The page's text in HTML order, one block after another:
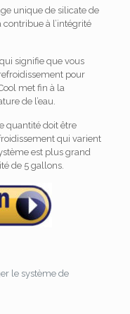
unique de silicate de
à l’intégrité
signifie que vous
pour
met fin à la
de l’eau.
quantité doit être
qui varient
est plus grand
de 5 gallons.
le système de